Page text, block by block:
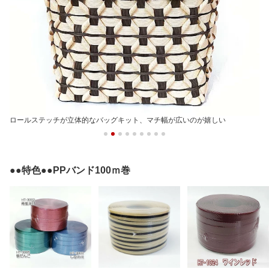
ロールステッチが立体的なバッグキット、マチ幅が広いのが嬉しい
●●特色●●PPバンド100ｍ巻